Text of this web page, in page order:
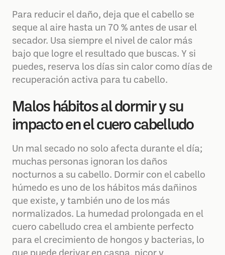
Para reducir el daño, deja que el cabello se
seque al aire hasta un 70 % antes de usar el
secador. Usa siempre el nivel de calor más
bajo que logre el resultado que buscas. Y si
puedes, reserva los días sin calor como días de
recuperación activa para tu cabello.
Malos hábitos al dormir y su
impacto en el cuero cabelludo
Un mal secado no solo afecta durante el día;
muchas personas ignoran los daños
nocturnos a su cabello. Dormir con el cabello
húmedo es uno de los hábitos más dañinos
que existe, y también uno de los más
normalizados. La humedad prolongada en el
cuero cabelludo crea el ambiente perfecto
para el crecimiento de hongos y bacterias, lo